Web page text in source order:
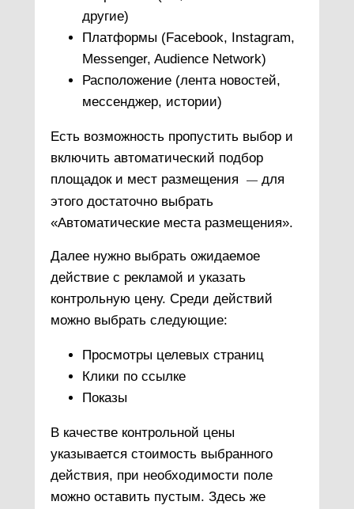
другие)
Платформы (Facebook, Instagram,
Messenger, Audience Network)
Расположение (лента новостей,
мессенджер, истории)
Есть возможность пропустить выбор и
включить автоматический подбор
площадок и мест размещения — для
этого достаточно выбрать
«Автоматические места размещения».
Далее нужно выбрать ожидаемое
действие с рекламой и указать
контрольную цену. Среди действий
можно выбрать следующие:
Просмотры целевых страниц
Клики по ссылке
Показы
В качестве контрольной цены
указывается стоимость выбранного
действия, при необходимости поле
можно оставить пустым. Здесь же